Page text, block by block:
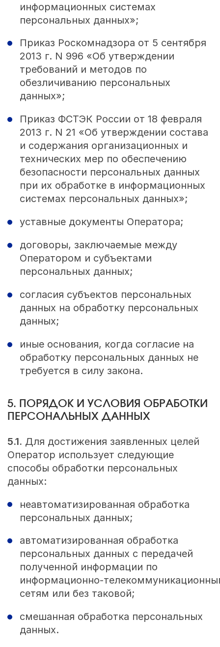
информационных системах
персональных данных»;
Приказ Роскомнадзора от 5 сентября
2013 г. N 996 «Об утверждении
требований и методов по
обезличиванию персональных
данных»;
Приказ ФСТЭК России от 18 февраля
2013 г. N 21 «Об утверждении состава
и содержания организационных и
технических мер по обеспечению
безопасности персональных данных
при их обработке в информационных
системах персональных данных»;
уставные документы Оператора;
договоры, заключаемые между
Оператором и субъектами
персональных данных;
согласия субъектов персональных
данных на обработку персональных
данных;
иные основания, когда согласие на
обработку персональных данных не
требуется в силу закона.
5. ПОРЯДОК И УСЛОВИЯ ОБРАБОТКИ
ПЕРСОНАЛЬНЫХ ДАННЫХ
5.1. Для достижения заявленных целей
Оператор использует следующие
способы обработки персональных
данных:
неавтоматизированная обработка
персональных данных;
автоматизированная обработка
персональных данных с передачей
полученной информации по
сетям или без таковой;
смешанная обработка персональных
данных.